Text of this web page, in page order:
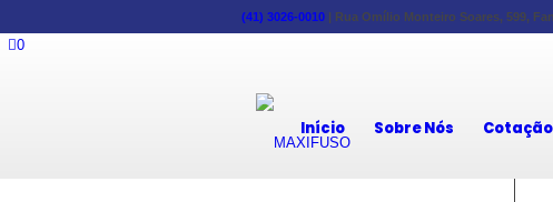
(41) 3026-0010 | Rua Omílio Monteiro Soares, 599,
0
Início Sobre Nós